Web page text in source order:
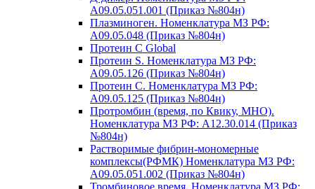
A09.05.051.001 (Приказ №804н)
Плазминоген. Номенклатура МЗ РФ:
A09.05.048 (Приказ №804н)
Протеин C Global
Протеин S. Номенклатура МЗ РФ:
A09.05.126 (Приказ №804н)
Протеин С. Номенклатура МЗ РФ:
A09.05.125 (Приказ №804н)
Протромбин (время, по Квику, МНО).
Номенклатура МЗ РФ: A12.30.014 (Приказ
№804н)
Растворимые фибрин-мономерные
комплексы(РФМК) Номенклатура МЗ РФ:
A09.05.051.002 (Приказ №804н)
Тромбиновое время. Номенклатура МЗ РФ: